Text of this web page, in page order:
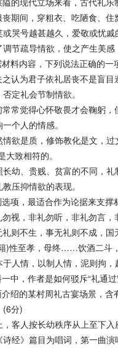
间，穿粗衣、吃陋食、住
号越甚越久，爱敬或忧戚
疏导情欲，使之产生美感
内容，下列说法正确的一
为君子依礼居丧不是盲目
定礼会节制情欲。
觉得心怀敬畏才会鞠躬，
个人的情感。
是质，修饰教化是文，过
大致相符的。
、贵贱、贫富的不同，礼
压抑情欲的表现。
，最适合作为论据来支撑
，非礼勿听，非礼勿言，
不生，事无礼则不成，国
至孝，母终……饮酒二斗，
情，以制人情，泥则拘，
，作者是如何驳斥“礼通过
的某村周礼古宴场景，含
(6分)
人按长幼秩序从上至下入
诗经》篇目为唱词，第一曲